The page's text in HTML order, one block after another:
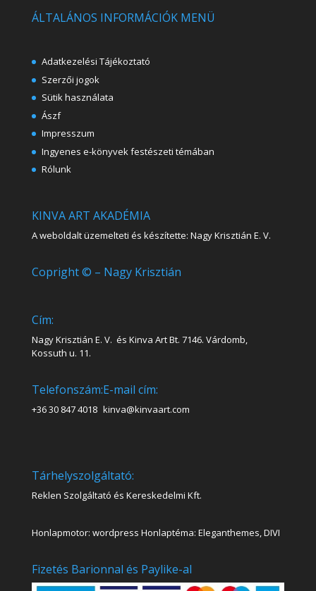
ÁLTALÁNOS INFORMÁCIÓK MENÜ
Adatkezelési Tájékoztató
Szerzői jogok
Sütik használata
Ászf
Impresszum
Ingyenes e-könyvek festészeti témában
Rólunk
KINVA ART AKADÉMIA
A weboldalt üzemelteti és készítette: Nagy Krisztián E. V.
Copright © – Nagy Krisztián
Cím:
Nagy Krisztián E. V. és Kinva Art Bt. 7146. Várdomb,
Kossuth u. 11.
Telefonszám:
+36 30 847 4018
E-mail cím:
kinva@kinvaart.com
Tárhelyszolgáltató:
Reklen Szolgáltató és Kereskedelmi Kft.
Honlapmotor: wordpress Honlaptéma: Eleganthemes, DIVI
Fizetés Barionnal és Paylike-al